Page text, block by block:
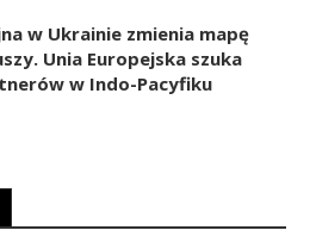
w Ukrainie zmienia mapę
Unia Europejska szuka
w Indo-Pacyfiku